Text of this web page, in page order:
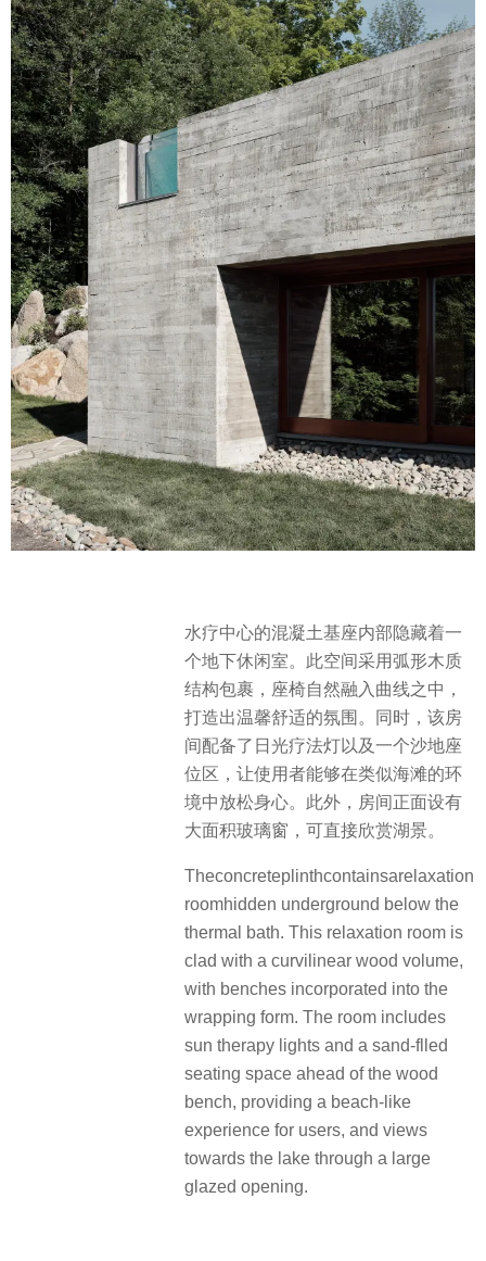
水疗中心的混凝土基座内部隐藏着一
个地下休闲室。此空间采用弧形木质
结构包裹，座椅自然融入曲线之中，
打造出温馨舒适的氛围。同时，该房
间配备了日光疗法灯以及一个沙地座
位区，让使用者能够在类似海滩的环
境中放松身心。此外，房间正面设有
大面积玻璃窗，可直接欣赏湖景。
Theconcreteplinthcontainsarelaxation
roomhidden underground below the
thermal bath. This relaxation room is
clad with a curvilinear wood volume,
with benches incorporated into the
wrapping form. The room includes
sun therapy lights and a sand-flled
seating space ahead of the wood
bench, providing a beach-like
experience for users, and views
towards the lake through a large
glazed opening.